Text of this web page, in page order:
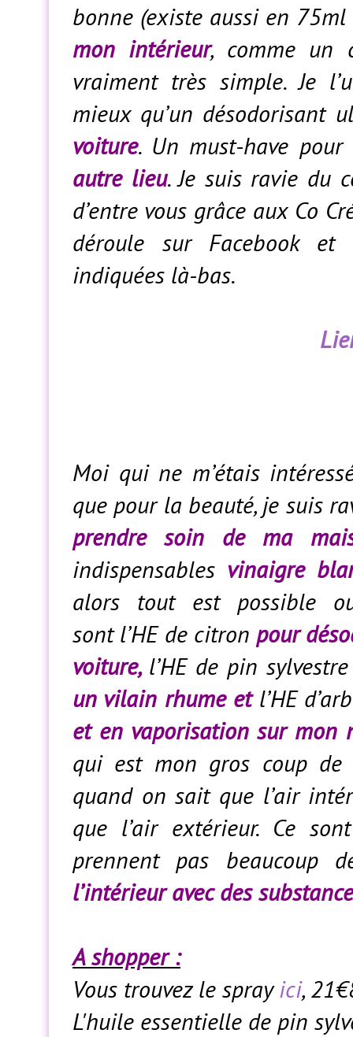
bonne (existe aussi en
mon intérieur, comme un
vraiment très simple. Je
mieux qu’un désodorisant
voiture. Un must-have pour
autre lieu. Je suis ravie du
d’entre vous grâce aux Co
déroule sur Facebook
indiquées là-bas.
Moi qui ne m’étais
que pour la beauté, je suis
prendre soin de ma
indispensables vinaigre
alors tout est possible
sont l’HE de citron pour
voiture, l’HE de pin sylvestre
un vilain rhume et l’HE
et en vaporisation sur mon
qui est mon gros coup de
quand on sait que l’air
que l’air extérieur. Ce
prennent pas beaucoup
l’intérieur avec des
A shopper :
Vous trouvez le sprayici,
L'huile essentielle de pin